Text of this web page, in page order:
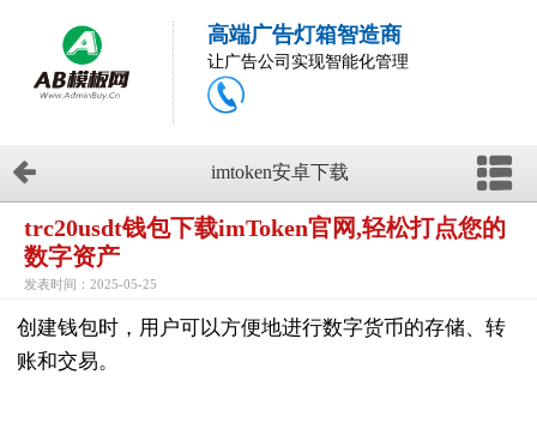
高端广告灯箱智造商
让广告公司实现智能化管理
imtoken安卓下载
trc20usdt钱包下载imToken官网,轻松打点您的
数字资产
发表时间：2025-05-25
创建钱包时，用户可以方便地进行数字货币的存储、转
账和交易。